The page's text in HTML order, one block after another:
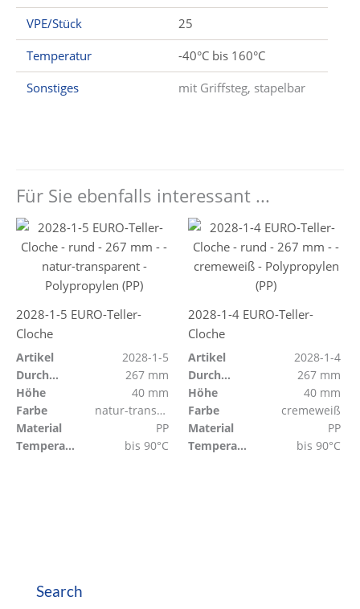
VPE/Stück
25
Temperatur
-40°C bis 160°C
Sonstiges
mit Griffsteg, stapelbar
Für Sie ebenfalls interessant ...
2028-1-5 EURO-Teller-
Cloche
Artikel
2028-1-5
Durchmesser
267 mm
Höhe
40 mm
Farbe
natur-transparent
Material
PP
Temperaturbeständig
bis 90°C
2028-1-4 EURO-Teller-
Cloche
Artikel
2028-1-4
Durchmesser
267 mm
Höhe
40 mm
Farbe
cremeweiß
Material
PP
Temperaturbeständig
bis 90°C
Search